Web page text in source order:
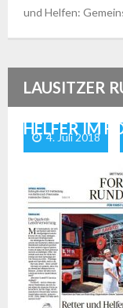
und Helfen:
LAUSITZER
HELFER IM
4. Juli 2018